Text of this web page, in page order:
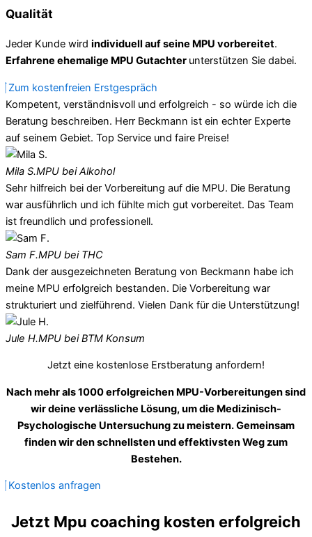
Qualität
Jeder Kunde wird individuell auf seine MPU vorbereitet.
Erfahrene ehemalige MPU Gutachter unterstützen Sie dabei.
Zum kostenfreien Erstgespräch
Kompetent, verständnisvoll und erfolgreich - so würde ich die
Beratung beschreiben. Herr Beckmann ist ein echter Experte
auf seinem Gebiet. Top Service und faire Preise!
Mila S.MPU bei Alkohol
Sehr hilfreich bei der Vorbereitung auf die MPU. Die Beratung
war ausführlich und ich fühlte mich gut vorbereitet. Das Team
ist freundlich und professionell.
Sam F.MPU bei THC
Dank der ausgezeichneten Beratung von Beckmann habe ich
meine MPU erfolgreich bestanden. Die Vorbereitung war
strukturiert und zielführend. Vielen Dank für die Unterstützung!
Jule H.MPU bei BTM Konsum
Jetzt eine kostenlose Erstberatung anfordern!
Nach mehr als 1000 erfolgreichen MPU-Vorbereitungen sind
wir deine verlässliche Lösung, um die Medizinisch-
Psychologische Untersuchung zu meistern. Gemeinsam
finden wir den schnellsten und effektivsten Weg zum
Bestehen.
Kostenlos anfragen
Jetzt Mpu coaching kosten erfolgreich